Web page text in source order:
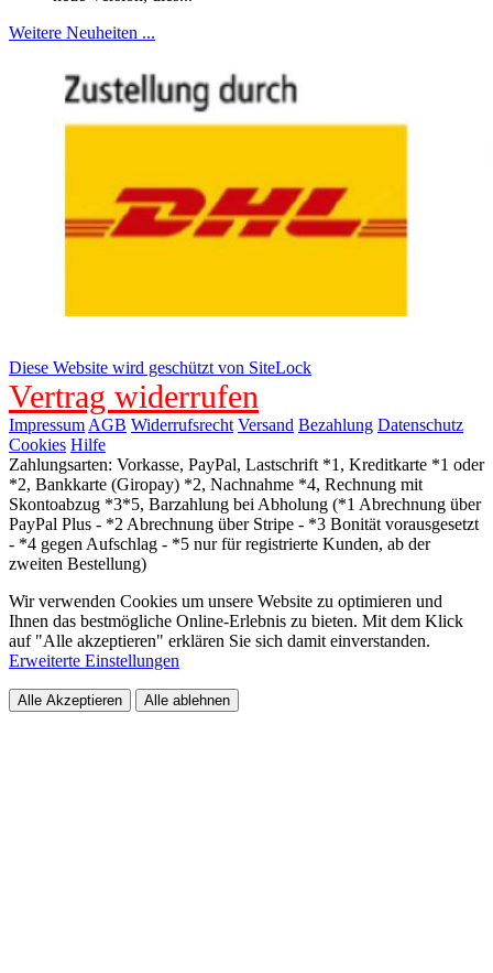
Weitere Neuheiten ...
Diese Website wird geschützt von SiteLock
Vertrag widerrufen
Impressum AGB Widerrufsrecht Versand Bezahlung Datenschutz
Cookies Hilfe
Zahlungsarten: Vorkasse, PayPal, Lastschrift *1, Kreditkarte *1 oder
*2, Bankkarte (Giropay) *2, Nachnahme *4, Rechnung mit
Skontoabzug *3*5, Barzahlung bei Abholung (*1 Abrechnung über
PayPal Plus - *2 Abrechnung über Stripe - *3 Bonität vorausgesetzt
- *4 gegen Aufschlag - *5 nur für registrierte Kunden, ab der
zweiten Bestellung)
Wir verwenden Cookies um unsere Website zu optimieren und
Ihnen das bestmögliche Online-Erlebnis zu bieten. Mit dem Klick
auf "Alle akzeptieren" erklären Sie sich damit einverstanden.
Erweiterte Einstellungen
Alle Akzeptieren Alle ablehnen